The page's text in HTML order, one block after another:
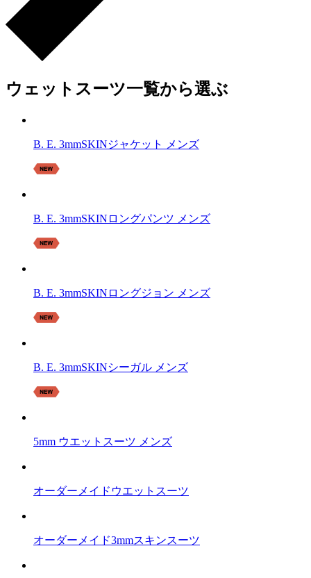
ウェットスーツ一覧から選ぶ
B. E. 3mmSKINジャケット メンズ
B. E. 3mmSKINロングパンツ メンズ
B. E. 3mmSKINロングジョン メンズ
B. E. 3mmSKINシーガル メンズ
5mm ウエットスーツ メンズ
オーダーメイドウエットスーツ
オーダーメイド3mmスキンスーツ